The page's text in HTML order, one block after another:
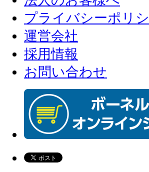
プライバシーポリ
運営会社
採用情報
お問い合わせ